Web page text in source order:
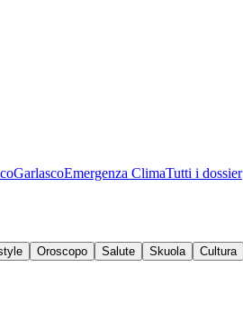
GarlascoEmergenza ClimaTutti i dossier
Oroscopo Salute Skuola Cultura